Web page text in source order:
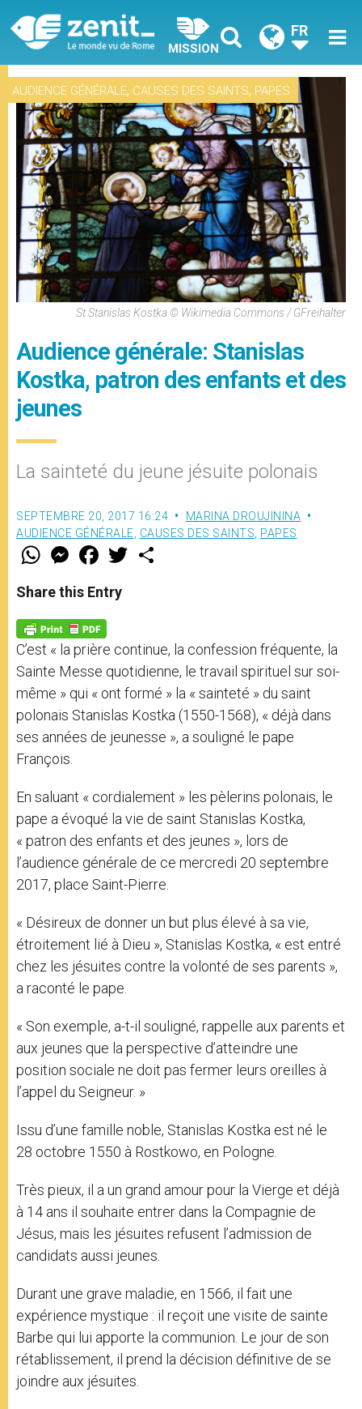
MISSION
FR
AUDIENCE GÉNÉRALE, CAUSES DES SAINTS, PAPES
St Stanislas Kostka © Wikimedia Commons / GFreihalter
Audience générale: Stanislas
Kostka, patron des enfants et des
jeunes
La sainteté du jeune jésuite polonais
SEPTEMBRE 20, 2017 16:24
MARINA DROUJININA
AUDIENCE GÉNÉRALE CAUSES DES SAINTS PAPES
W
t
s
p
p
M
e
s
e
g
e
r
F
a
e
b
o
k
w
Share this Entry
C’est « la prière continue, la confession fréquente, la
Sainte Messe quotidienne, le travail spirituel sur soi-
même » qui « ont formé » la « sainteté » du saint
polonais Stanislas Kostka (1550-1568), « déjà dans
ses années de jeunesse », a souligné le pape
François.
En saluant « cordialement » les pèlerins polonais, le
pape a évoqué la vie de saint Stanislas Kostka,
« patron des enfants et des jeunes », lors de
l’audience générale de ce mercredi 20 septembre
2017, place Saint-Pierre.
« Désireux de donner un but plus élevé à sa vie,
étroitement lié à Dieu », Stanislas Kostka, « est entré
chez les jésuites contre la volonté de ses parents »,
a raconté le pape.
« Son exemple, a-t-il souligné, rappelle aux parents et
aux jeunes que la perspective d’atteindre une
position sociale ne doit pas fermer leurs oreilles à
l’appel du Seigneur. »
Issu d’une famille noble, Stanislas Kostka est né le
28 octobre 1550 à Rostkowo, en Pologne.
Très pieux, il a un grand amour pour la Vierge et déjà
à 14 ans il souhaite entrer dans la Compagnie de
Jésus, mais les jésuites refusent l’admission de
candidats aussi jeunes.
Durant une grave maladie, en 1566, il fait une
expérience mystique : il reçoit une visite de sainte
Barbe qui lui apporte la communion. Le jour de son
rétablissement, il prend la décision définitive de se
joindre aux jésuites.